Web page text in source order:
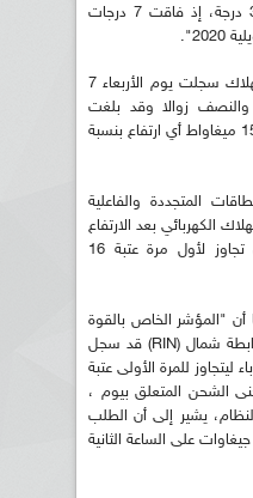
ليوم 12 جويلية 2021 كانت 39 درجة، إذ فاقت 7 درجات
ويذكر أن الذروة القياسية للاستهلاك سجلت يوم الأربعاء 7
والنصف زوالا وقد بلغت
الطاقة القصوى المطلوبة 15.656 ميغاواط أي ارتفاع بنسبة
المتجددة والفاعلية
الكهربائي بعد الارتفاع
التاريخي في الاستهلاك والذي تجاوز لأول مرة عتبة 16
"المؤشر الخاص بالقوة
القصوى المطلوبة للشبكة المترابطة شمال (RIN) قد سجل
ليتجاوز للمرة الأولى عتبة
الشحن المتعلق بيوم ،
أظهره النظام، يشير إلى أن الطلب
قد بلغ ارتفاعا كبيرا بقدر 16.065 جيغاوات على الساعة الثانية